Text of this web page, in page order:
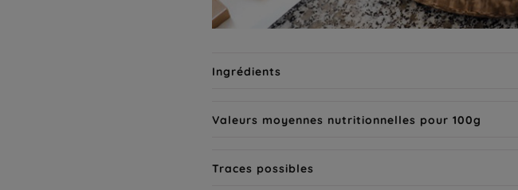
Ingrédients
Valeurs moyennes nutritionnelles pour 100g
Traces possibles